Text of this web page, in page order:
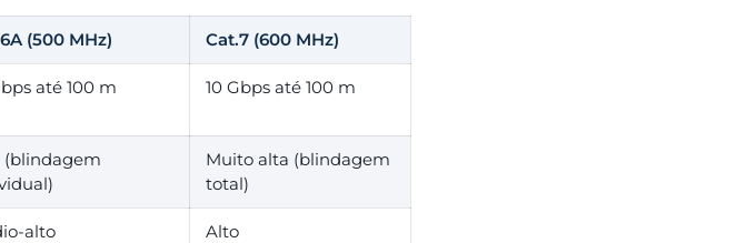
(500 MHz) Cat.7 (600 MHz)
até 100 m 10 Gbps até 100 m
(blindagem
Muito alta (blindagem
total)
alto Alto